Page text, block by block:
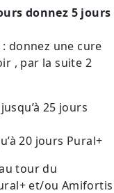
donnez 5 jours
donnez une cure
, par la suite 2
25 jours
20 jours Pural+
tour du
et/ou Amifortis